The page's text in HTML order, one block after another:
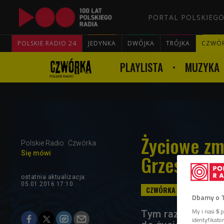
PORTAL
POLSKIE RADIO 24 JEDYNKA DWÓJKA TRÓJKA
PLAYLISTA MUZYKA
Polskie Radio
Czwórka
Się mówi
Życiowe
Grzesiaka
ostatnia aktualizacja:
05.01.2016 17:10
Tym razem
Dbamy o
My i nasi 5